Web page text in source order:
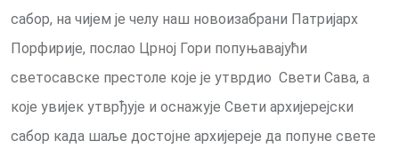
сабор, на чијем је челу наш новоизабрани Патријарх
Порфирије, послао Црној Гори попуњавајући
светосавске престоле које је утврдио Свети Сава, а
које увијек утврђује и оснажује Свети архијерејски
сабор када шаље достојне архијереје да попуне свете